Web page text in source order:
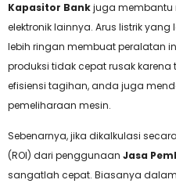
Kapasitor Bankjuga membantu
elektronik lainnya. Arus listrik
lebih ringan membuat peralatan
produksi tidak cepat rusak
efisiensi tagihan, anda juga
pemeliharaan mesin.
Sebenarnya, jika dikalkulasi
(ROI) dari penggunaan Jasa
sangatlah cepat. Biasanya